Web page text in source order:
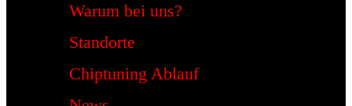
Warum bei uns?
Standorte
Chiptuning Ablauf